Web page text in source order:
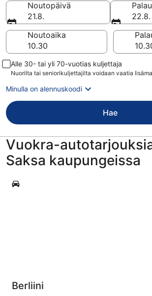
Noutopäivä
21.8.
22.8.
Noutoaika
Alle 30- tai yli 70-vuotias kuljettaja
Nuorilta tai seniorikuljettajilta voidaan vaatia
Minulla on alennuskoodi
Hae
Vuokra-
Saksa kaupungeissa
Berliini
Berliini